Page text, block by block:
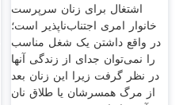
اشتغال برای زنان سرپرست
خانوار امری اجتناب‌ناپذیر است؛
در واقع داشتن یک شغل مناسب
را نمی‌توان جدای از زندگی آنها
در نظر گرفت زیرا این زنان بعد
از مرگ همسرشان یا طلاق نان